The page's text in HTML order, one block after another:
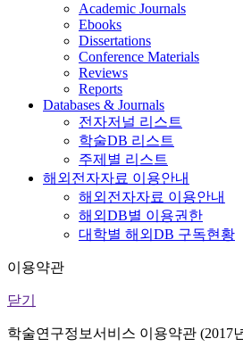
Academic Journals
Ebooks
Dissertations
Conference Materials
Reviews
Reports
Databases & Journals
전자저널 리스트
학술DB 리스트
주제별 리스트
해외전자자료 이용안내
해외전자자료 이용안내
해외DB별 이용권한
대학별 해외DB 구독현황
이용약관
닫기
학술연구정보서비스 이용약관 (2017